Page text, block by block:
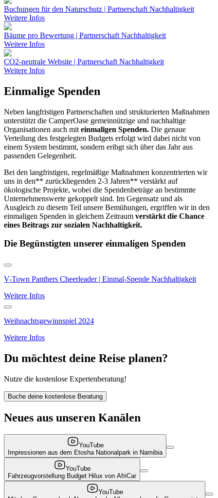
Buchungen für den Naturschutz | Partnerschaft Nachhaltigkeit
Weitere Infos
Bäume pro Bewertung | Partnerschaft Nachhaltigkeit
Weitere Infos
CO2-neutrale Website | Partnerschaft Nachhaltigkeit
Weitere Infos
Einmalige Spenden
Neben langfristigen Partnerschaften und strukturierten Maßnahmen
unterstützt die CamperOase gemeinnützige und nachhaltige
Organisationen auch mit einmaligen Spenden. Die genaue
Verteilung des festgelegten Budgets erfolgt wird dabei nicht von
einem System bestimmt, sondern eribgt sich über das Jahr aus
passenden Gelegenheit.
Bei den langfristigen, regelmäßige Maßnahmen konzentrierten wir
uns in den** zurückliegenden 2-3 Jahren** verstärkt auf
ökologische Projekte, wobei die Spendenbeträge an bestimmte
Unternehmenswerte gekoppelt sind. Im Gegensatz und als
Ausgleich zu diesem Teil unsere Bemühungen, ergriffen wir in den
einmaligen Spenden in gleichem Zeitraum verstärkt die Chance
eines Beitrags zur sozialen Nachhaltigkeit.
Die Begünstigten unserer einmaligen Spenden
V-Town Panthers Cheerleader | Einmal-Spende Nachhaltigkeit
Weitere Infos
Weihnachtsgewinnspiel 2024
Weitere Infos
Du möchtest deine Reise planen?
Nutze die kostenlose Expertenberatung!
Buche deine kostenlose Beratung
Neues aus unseren Kanälen
YouTube
Impressionen aus dem Etosha Nationalpark in Namibia
YouTube
Fahrzeugvorstellung Budget Hilux von AfriCar
YouTube